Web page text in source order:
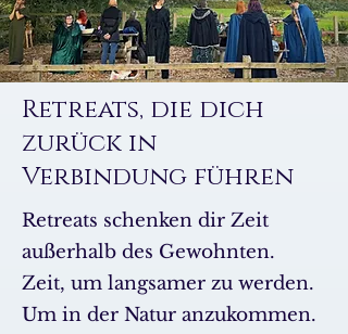
Retreats, die dich
zurück in
Verbindung führen
Retreats schenken dir Zeit
außerhalb des Gewohnten.
Zeit, um langsamer zu werden.
Um in der Natur anzukommen.